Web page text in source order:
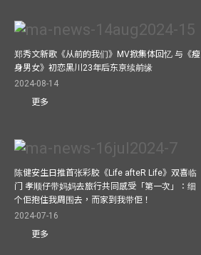
郑秀文新歌《从前的我们》MV掀集体回忆 与《瘦
身男女》初恋黑川23年后东京续前缘
2024-08-14
更多
陈健安生日推首张彩胶《Life afteR Life》双喜临
门 孝顺仔带妈妈去旅行共同感受「第一次」：细
个佢抱住我周围去，而家到我带佢！
2024-07-16
更多